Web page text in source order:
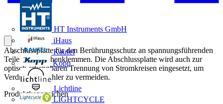
HT Instruments GmbH
iHaus
Kaufel
Kopp
Lichtline
LIGHTCYCLE
Abschlussplatte für den Berührungsschutz an spannungsführenden
Teilen von Reihenklemmen. Die Abschlussplatte wird auch zur
optisch erkennbaren Trennung von Stromkreisen eingesetzt, um
Verdrahtungsfehler zu vermeiden.
Produktkennzeichen